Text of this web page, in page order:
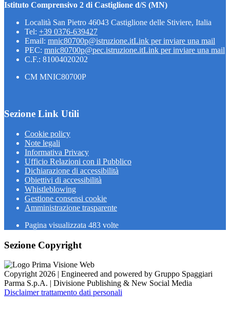
Istituto Comprensivo 2 di Castiglione d/S (MN)
Località San Pietro 46043 Castiglione delle Stiviere, Italia
Tel: +39 0376-639427
Email: mnic80700p@istruzione.itLink per inviare una mail
PEC: mnic80700p@pec.istruzione.itLink per inviare una mail
C.F.: 81004020202
CM MNIC80700P
Sezione Link Utili
Cookie policy
Note legali
Informativa Privacy
Ufficio Relazioni con il Pubblico
Dichiarazione di accessibilità
Obiettivi di accessibilità
Whistleblowing
Gestione consensi cookie
Amministrazione trasparente
Pagina visualizzata 483 volte
Sezione Copyright
Copyright 2026 | Engineered and powered by Gruppo Spaggiari
Parma S.p.A. | Divisione Publishing & New Social Media
Disclaimer trattamento dati personali